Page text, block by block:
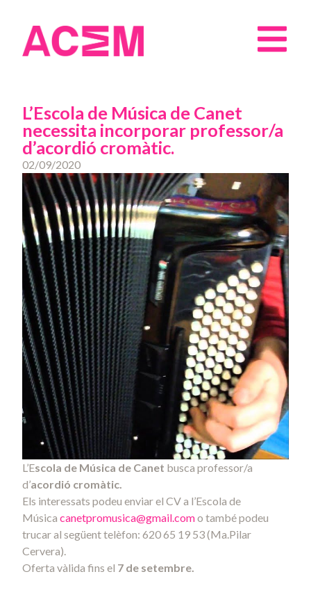
L’Escola de Música de Canet
necessita incorporar professor/a
d’acordió cromàtic.
02/09/2020
L’Escola de Música de Canet busca professor/a
d’acordió cromàtic.
Els interessats podeu enviar el CV a l’Escola de
Música canetpromusica@gmail.como també podeu
trucar al següent telèfon: 620 65 19 53 (Ma.Pilar
Cervera).
Oferta vàlida fins el 7 de setembre.